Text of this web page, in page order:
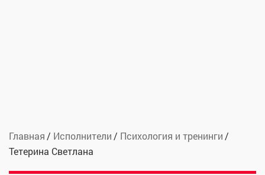
Главная Исполнители
Психология и тренинги
Тетерина Светлана